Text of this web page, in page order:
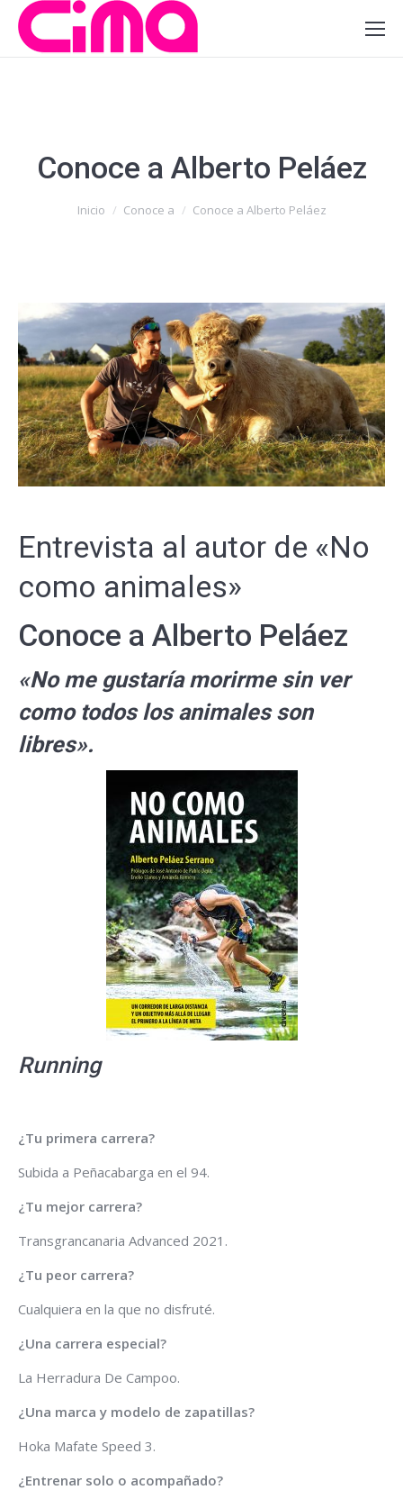
Conoce a Alberto Peláez
Estás aquí:Inicio Conoce a Conoce a Alberto Peláez
Entrevista al autor de «No
como animales»
Conoce a Alberto Peláez
«No me gustaría morirme sin ver
como todos los animales son
libres».
Running
¿Tu primera carrera?
Subida a Peñacabarga en el 94.
¿Tu mejor carrera?
Transgrancanaria Advanced 2021.
¿Tu peor carrera?
Cualquiera en la que no disfruté.
¿Una carrera especial?
La Herradura De Campoo.
¿Una marca y modelo de zapatillas?
Hoka Mafate Speed 3.
¿Entrenar solo o acompañado?